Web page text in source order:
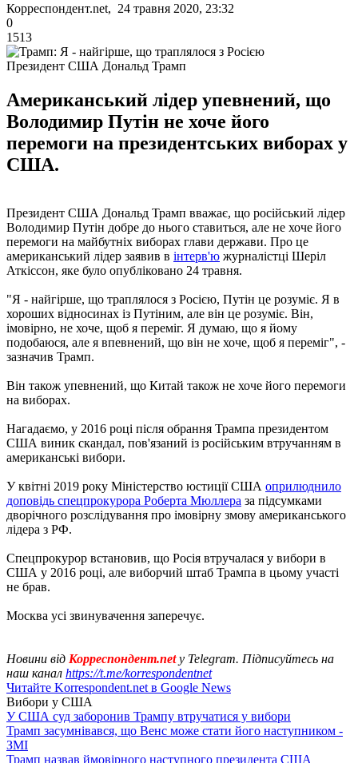
Корреспондент.net, 24 травня 2020, 23:32
0
1513
Президент США Дональд Трамп
Американський лідер упевнений, що
Володимир Путін не хоче його
перемоги на президентських виборах у
США.
Президент США Дональд Трамп вважає, що російський лідер
Володимир Путін добре до нього ставиться, але не хоче його
перемоги на майбутніх виборах глави держави. Про це
американський лідер заявив в інтерв'ю журналістці Шеріл
Аткіссон, яке було опубліковано 24 травня.
"Я - найгірше, що траплялося з Росією, Путін це розуміє. Я в
хороших відносинах із Путіним, але він це розуміє. Він,
імовірно, не хоче, щоб я переміг. Я думаю, що я йому
подобаюся, але я впевнений, що він не хоче, щоб я переміг", -
зазначив Трамп.
Він також упевнений, що Китай також не хоче його перемоги
на виборах.
Нагадаємо, у 2016 році після обрання Трампа президентом
США виник скандал, пов'язаний із російським втручанням в
американські вибори.
У квітні 2019 року Міністерство юстиції США оприлюднило
доповідь спецпрокурора Роберта Мюллера за підсумками
дворічного розслідування про імовірну змову американського
лідера з РФ.
Спецпрокурор встановив, що Росія втручалася у вибори в
США у 2016 році, але виборчий штаб Трампа в цьому участі
не брав.
Москва усі звинувачення заперечує.
Новини від Корреспондент.netу Telegram. Підписуйтесь на
наш канал https://t.me/korrespondentnet
Читайте Korrespondent.net в Google News
Вибори у США
У США суд заборонив Трампу втручатися у вибори
Трамп засумнівався, що Венс може стати його наступником -
ЗМІ
Трамп назвав ймовірного наступного президента США